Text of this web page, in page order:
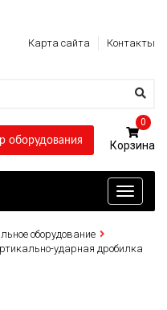
Карта сайта Контакты
оборудования
0
Toggle
оборудование
ударная дробилка